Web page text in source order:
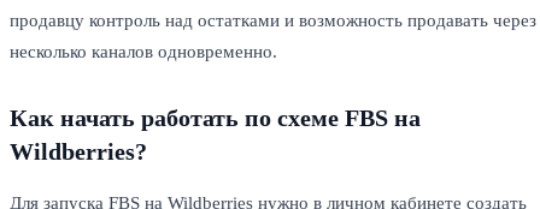
продавцу контроль над остатками и возможность продавать через
несколько каналов одновременно.
Как начать работать по схеме FBS на
Wildberries?
Для запуска FBS на Wildberries нужно в личном кабинете создать